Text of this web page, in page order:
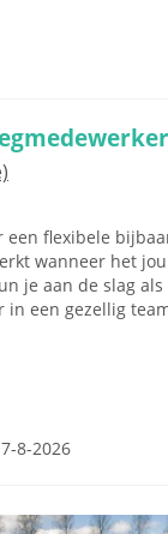
een flexibele
wanneer het
je aan de slag als
een gezellig
8-2026